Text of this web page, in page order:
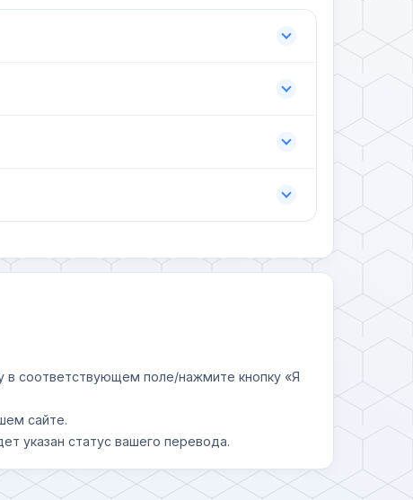
в соответствующем поле/нажмите кнопку «Я
сайте.
указан статус вашего перевода.